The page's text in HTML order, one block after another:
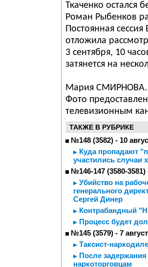
Ткаченко остался
Роман Рыбенков
Постоянная
отложила
3 сентября, 10
затянется на
Мария СМИРНОВА.
Фото
телевизионным
ТАКЖЕ В РУБРИКЕ
№148 (3582) - 10
Куда пропадают
участились случаи
№146-147 (3580-3581)
Убийство на
генерального
Сергей Динер
Контрабандный
Процесс будет
№145 (3579) - 7
Таксист-
После
наркоторговцам